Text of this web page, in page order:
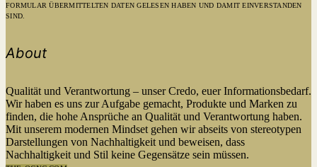
FORMULAR ÜBERMITTELTEN DATEN GELESEN HABEN UND DAMIT EINVERSTANDEN
SIND.
About
Qualität und Verantwortung – unser Credo, euer Informationsbedarf.
Wir haben es uns zur Aufgabe gemacht, Produkte und Marken zu
finden, die hohe Ansprüche an Qualität und Verantwortung haben.
Mit unserem modernen Mindset gehen wir abseits von stereotypen
Darstellungen von Nachhaltigkeit und beweisen, dass
Nachhaltigkeit und Stil keine Gegensätze sein müssen.